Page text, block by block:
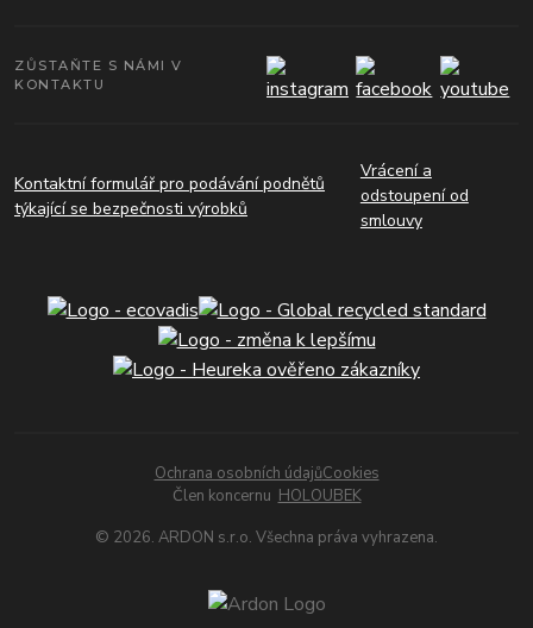
ZŮSTAŇTE S NÁMI V
KONTAKTU
Kontaktní formulář pro podávání podnětů
týkající se bezpečnosti výrobků
Vrácení a
odstoupení od
smlouvy
Ochrana osobních údajůCookies
Člen koncernu HOLOUBEK
© 2026. ARDON s.r.o. Všechna práva vyhrazena.